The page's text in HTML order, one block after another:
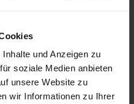
und Anzeigen zu
soziale Medien anbieten
unsere Website zu
wir Informationen zu Ihrer
(Port
Nieuw Amsterdam
(Rom)